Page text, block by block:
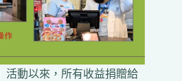
活動以來，所有收益捐贈給